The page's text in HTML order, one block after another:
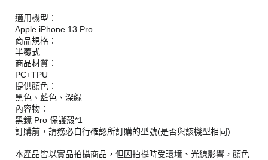
適用機型：
Apple iPhone 13 Pro
商品規格：
半覆式
商品材質：
PC+TPU
提供顏色：
黑色、藍色、深綠
內容物：
黑鏡 Pro 保護殼*1
訂購前，請務必自行確認所訂購的型號(是否與該機型相同)
本產品皆以實品拍攝商品，但因拍攝時受環境、光線影響，顏色